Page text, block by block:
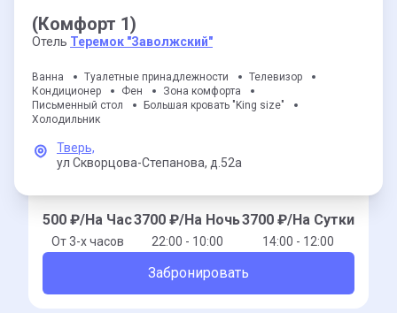
(Комфорт 1)
Отель Теремок "Заволжский"
Ванна Туалетные принадлежности
Телевизор
Кондиционер
Фен
Зона комфорта
Письменный стол
Большая кровать "King size"
Холодильник
Тверь,
ул Скворцова-Степанова, д.52а
500 ₽/На Час
От 3-x часов
3700 ₽/На Ночь
22:00 - 10:00
3700 ₽/На Сутки
14:00 - 12:00
Забронировать